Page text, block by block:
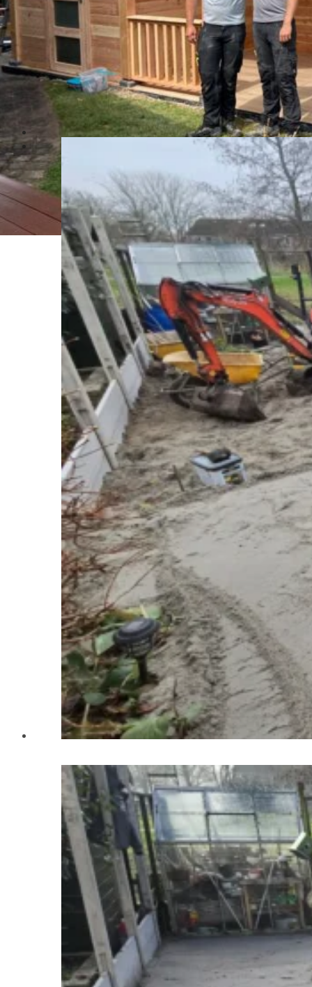
Een greep uit
Benieuwd wat we zoal hebben gedaan? Bekijk onze projecten en
tuinen tot leven brengen.